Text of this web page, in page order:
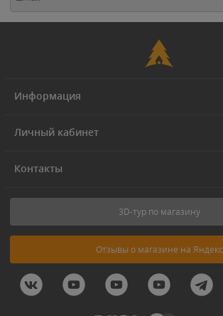
Информация
Личный кабинет
Контакты
3D-тур по магазину
Отзывы о магазине на Яндекс